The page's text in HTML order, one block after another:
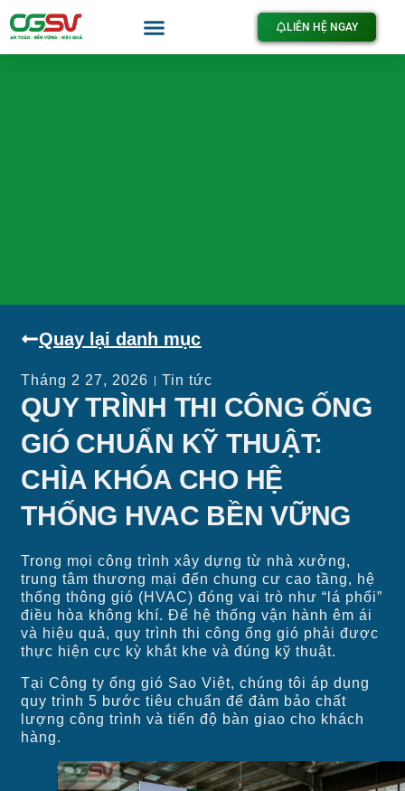
LIÊN HỆ NGAY
Quay lại danh mục
Tháng 2 27, 2026 Tin tức
QUY TRÌNH THI CÔNG ỐNG
GIÓ CHUẨN KỸ THUẬT:
CHÌA KHÓA CHO HỆ
THỐNG HVAC BỀN VỮNG
Trong mọi công trình xây dựng từ nhà xưởng,
trung tâm thương mại đến chung cư cao tầng, hệ
thống thông gió (HVAC) đóng vai trò như “lá phổi”
điều hòa không khí. Để hệ thống vận hành êm ái
và hiệu quả, quy trình thi công ống gió phải được
thực hiện cực kỳ khắt khe và đúng kỹ thuật.
Tại Công ty ống gió Sao Việt, chúng tôi áp dụng
quy trình 5 bước tiêu chuẩn để đảm bảo chất
lượng công trình và tiến độ bàn giao cho khách
hàng.